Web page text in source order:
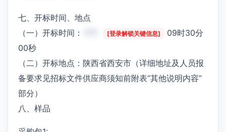
七、开标时间、地点
（一）开标时间：
[登录解锁关键信息]
09时30分
00秒
（二）开标地点：陕西省西安市（详细地址及人员报
备要求见招标文件供应商须知前附表“其他说明内容”
部分）
八、样品